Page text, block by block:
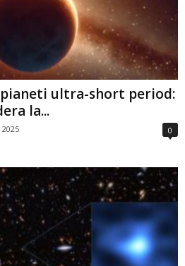
ultra-short period:
la...
0